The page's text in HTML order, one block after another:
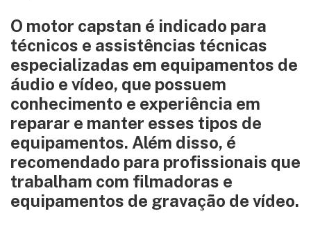
O motor capstan é indicado para
técnicos e assistências técnicas
especializadas em equipamentos de
áudio e vídeo, que possuem
conhecimento e experiência em
reparar e manter esses tipos de
equipamentos. Além disso, é
recomendado para profissionais que
trabalham com filmadoras e
equipamentos de gravação de vídeo.